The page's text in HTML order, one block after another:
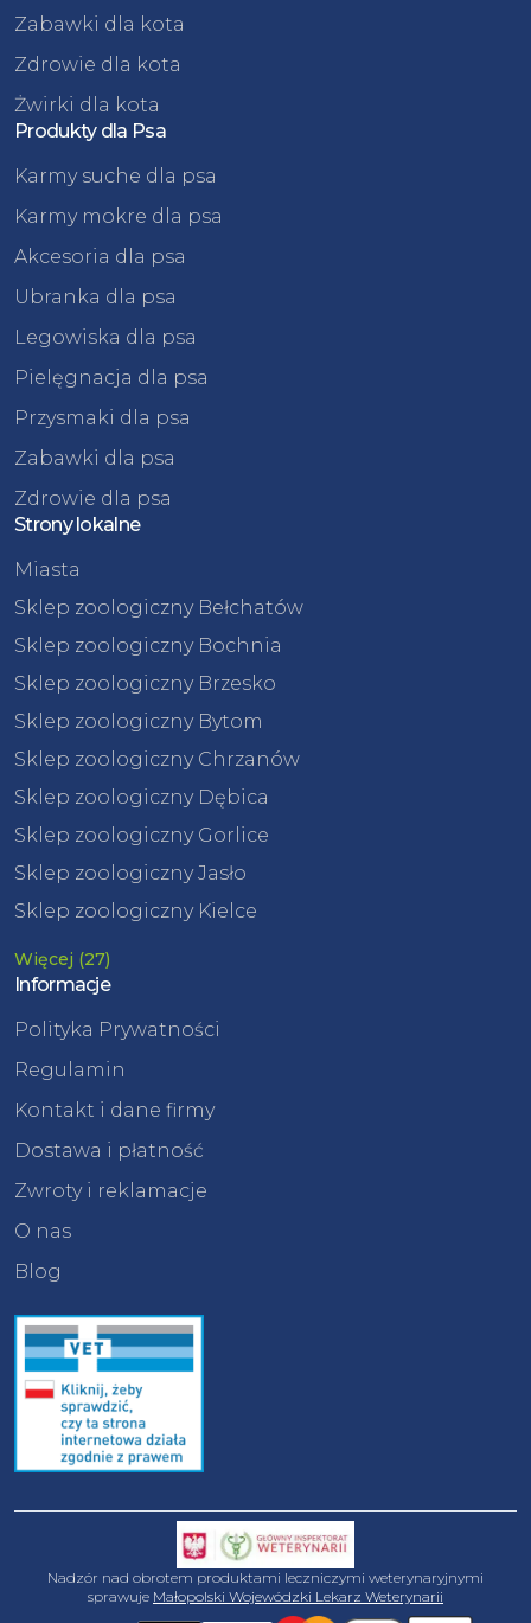
Zabawki dla kota
Zdrowie dla kota
Żwirki dla kota
Produkty dla Psa
Karmy suche dla psa
Karmy mokre dla psa
Akcesoria dla psa
Ubranka dla psa
Legowiska dla psa
Pielęgnacja dla psa
Przysmaki dla psa
Zabawki dla psa
Zdrowie dla psa
Strony lokalne
Miasta
Sklep zoologiczny Bełchatów
Sklep zoologiczny Bochnia
Sklep zoologiczny Brzesko
Sklep zoologiczny Bytom
Sklep zoologiczny Chrzanów
Sklep zoologiczny Dębica
Sklep zoologiczny Gorlice
Sklep zoologiczny Jasło
Sklep zoologiczny Kielce
Więcej (27)
Informacje
Polityka Prywatności
Regulamin
Kontakt i dane firmy
Dostawa i płatność
Zwroty i reklamacje
O nas
Blog
Nadzór nad obrotem produktami leczniczymi weterynaryjnymi
sprawuje Małopolski Wojewódzki Lekarz Weterynarii